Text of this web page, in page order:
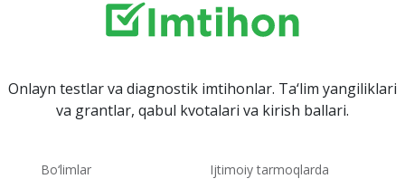
Onlayn testlar va diagnostik imtihonlar. Ta‘lim yangiliklari
va grantlar, qabul kvotalari va kirish ballari.
Bo‘limlar Ijtimoiy tarmoqlarda